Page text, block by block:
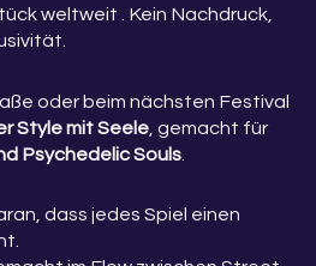
weltweit . Kein Nachdruck,
oder beim nächsten Festival
Style mit Seele , gemacht für
Psychedelic Souls
dass jedes Spiel einen